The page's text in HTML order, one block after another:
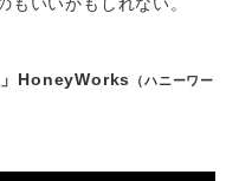
」HoneyWorks （ハニーワー